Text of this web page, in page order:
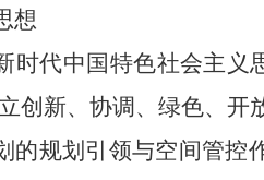
想
时代中国特色社会主
创新、协调、绿色、开
的规划引领与空间管控